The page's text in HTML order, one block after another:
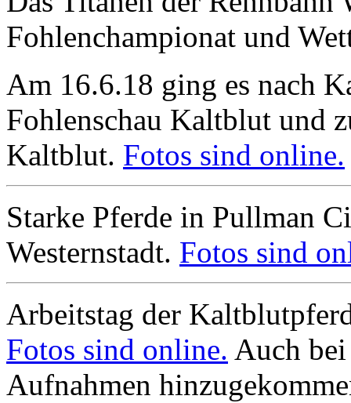
Fohlenchampionat und
Am 16.6.18 ging es nach
Fohlenschau Kaltblut und
Kaltblut. Fotos sind online.
Starke Pferde in Pullman
Westernstadt. Fotos sind
Arbeitstag der
Fotos sind online. Auch
Aufnahmen